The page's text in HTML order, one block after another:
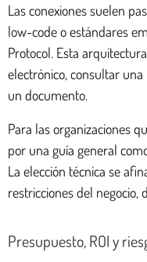
Las conexiones suelen
low-code o estándares
Protocol. Esta
electrónico, consultar
un documento.
Para las organizaciones
por una guía general
La elección técnica se
restricciones del
Presupuesto, ROI y